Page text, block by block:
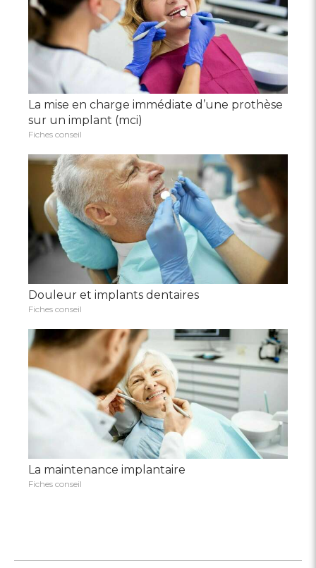
La mise en charge immédiate d’une prothèse
sur un implant (mci)
Fiches conseil
Douleur et implants dentaires
Fiches conseil
La maintenance implantaire
Fiches conseil